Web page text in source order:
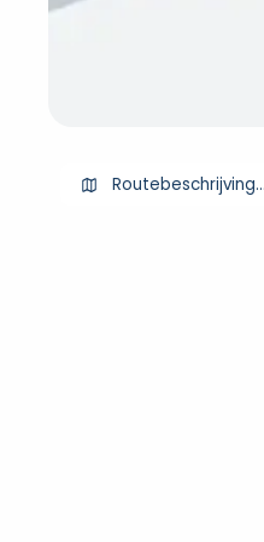
Routebeschrijving